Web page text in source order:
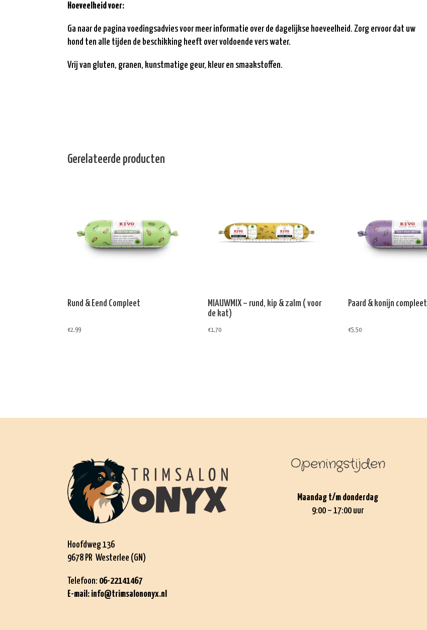
Hoeveelheid voer:
Ga naar de pagina voedingsadvies voor meer informatie over de dagelijkse hoeveelheid. Zorg ervoor dat uw
hond ten alle tijden de beschikking heeft over voldoende vers water.
Vrij van gluten, granen, kunstmatige geur, kleur en smaakstoffen.
Gerelateerde producten
Rund & Eend Compleet
€2,99
MIAUWMIX – rund, kip & zalm ( voor
de kat)
€1,70
Paard & konijn compleet
€5,50
Hoofdweg 136
9678 PR Westerlee (GN)
Telefoon: 06-22141467
E-mail: info@trimsalononyx.nl
Openingstijden
Maandag t/m donderdag
9:00 – 17:00 uur